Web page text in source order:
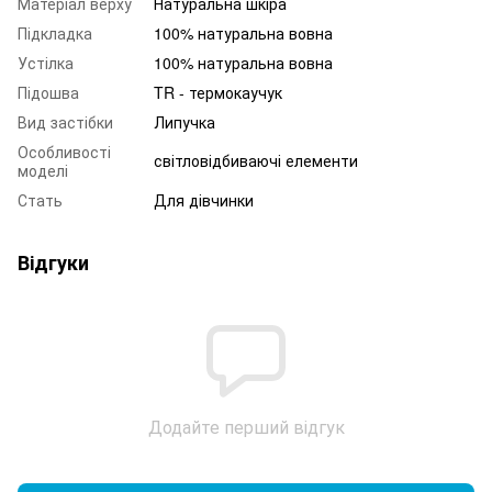
Підкладка
100% натуральна вовна
Устілка
100% натуральна вовна
Підошва
TR - термокаучук
Вид застібки
Липучка
Особливості
моделі
світловідбиваючі елементи
Стать
Для дівчинки
Відгуки
Додайте перший відгук